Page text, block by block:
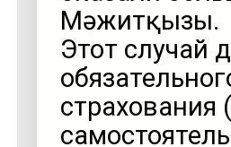
Мәжитқызы.
Этот случай